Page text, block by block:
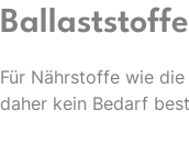
Für Nährstoffe wie
daher kein Bedarf